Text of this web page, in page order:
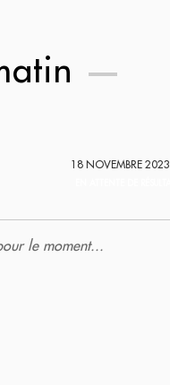
18 NOVEMBRE 2023
le moment...